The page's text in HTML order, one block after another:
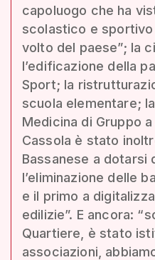
capoluogo che ha
scolastico e sportivo
volto del paese”; la
l’edificazione della
Sport; la
scuola elementare;
Medicina di Gruppo a
Cassola è stato
Bassanese a dotarsi
l’eliminazione delle
e il primo a
edilizie”. E ancora:
Quartiere, è stato
associazioni,